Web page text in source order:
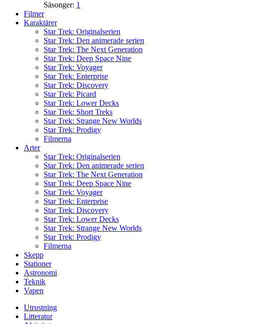
Säsonger: 1
Filmer
Karaktärer
Star Trek: Originalserien
Star Trek: Den animerade serien
Star Trek: The Next Generation
Star Trek: Deep Space Nine
Star Trek: Voyager
Star Trek: Enterprise
Star Trek: Discovery
Star Trek: Picard
Star Trek: Lower Decks
Star Trek: Short Treks
Star Trek: Strange New Worlds
Star Trek: Prodigy
Filmerna
Arter
Star Trek: Originalserien
Star Trek: Den animerade serien
Star Trek: The Next Generation
Star Trek: Deep Space Nine
Star Trek: Voyager
Star Trek: Enterprise
Star Trek: Discovery
Star Trek: Lower Decks
Star Trek: Strange New Worlds
Star Trek: Prodigy
Filmerna
Skepp
Stationer
Astronomi
Teknik
Vapen
Utrustning
Litteratur